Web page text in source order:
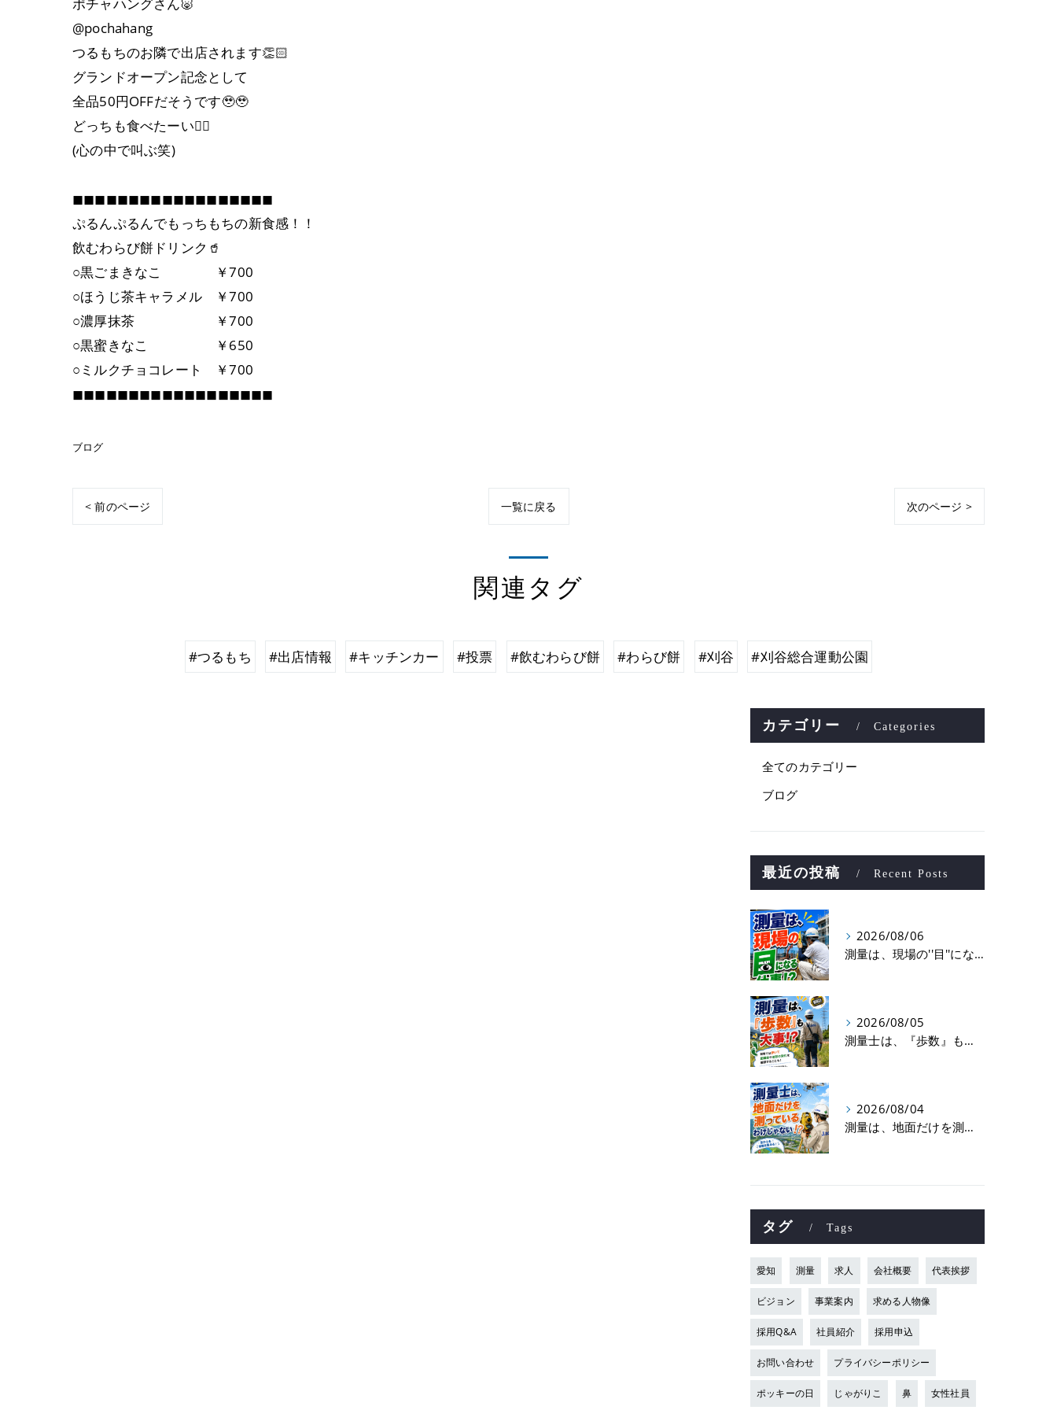
@pochahang
つるもちのお隣で出店されます👏🏻
グランドオープン記念として
全品50円OFFだそうです🥹🥹
どっちも食べたーい❤️‍🔥
(心の中で叫ぶ笑)
◼︎◼︎◼︎◼︎◼︎◼︎◼︎◼︎◼︎◼︎◼︎◼︎◼︎◼︎◼︎◼︎◼︎◼︎
ぷるんぷるんでもっちもちの新食感！！
飲むわらび餅ドリンク🥤
○黒ごまきなこ ￥700
○ほうじ茶キャラメル ￥700
○濃厚抹茶 ￥700
○黒蜜きなこ ￥650
○ミルクチョコレート ￥700
◼︎◼︎◼︎◼︎◼︎◼︎◼︎◼︎◼︎◼︎◼︎◼︎◼︎◼︎◼︎◼︎◼︎◼︎
ブログ
< 前のページ 一覧に戻る 次のページ >
関連タグ
#つるもち #出店情報 #キッチンカー #投票 #飲むわらび餅 #わらび餅 #刈谷 #刈谷総合運動公園
カテゴリー Categories
全てのカテゴリー
ブログ
最近の投稿 Recent Posts
2026/08/06
測量は、現場の''目''になる仕事！？
2026/08/05
測量士は、『歩数』も大事！？
2026/08/04
測量は、地面だけを測っているわけじゃない！？👷📡
タグ Tags
愛知 測量 求人 会社概要 代表挨拶
ビジョン 事業案内 求める人物像
採用Q&A 社員紹介 採用申込
お問い合わせ プライバシーポリシー
ポッキーの日 じゃがりこ 鼻 女性社員